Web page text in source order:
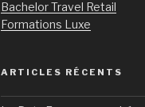
Bachelor Travel Retail
Formations Luxe
ARTICLES RÉCENTS